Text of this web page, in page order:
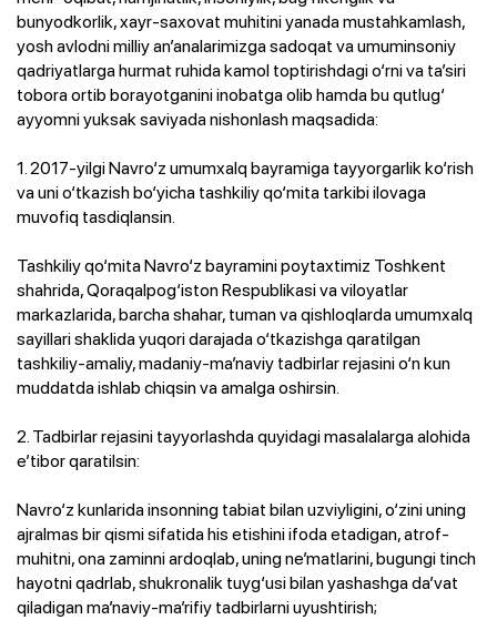
bunyodkorlik, xayr-saxovat muhitini yanada mustahkamlash,
yosh avlodni milliy an’analarimizga sadoqat va umuminsoniy
qadriyatlarga hurmat ruhida kamol toptirishdagi o‘rni va ta’siri
tobora ortib borayotganini inobatga olib hamda bu qutlug‘
ayyomni yuksak saviyada nishonlash maqsadida:
1. 2017-yilgi Navro‘z umumxalq bayramiga tayyorgarlik ko‘rish
va uni o‘tkazish bo‘yicha tashkiliy qo‘mita tarkibi ilovaga
muvofiq tasdiqlansin.
Tashkiliy qo‘mita Navro‘z bayramini poytaxtimiz Toshkent
shahrida, Qoraqalpog‘iston Respublikasi va viloyatlar
markazlarida, barcha shahar, tuman va qishloqlarda umumxalq
sayillari shaklida yuqori darajada o‘tkazishga qaratilgan
tashkiliy-amaliy, madaniy-ma’naviy tadbirlar rejasini o‘n kun
muddatda ishlab chiqsin va amalga oshirsin.
2. Tadbirlar rejasini tayyorlashda quyidagi masalalarga alohida
e’tibor qaratilsin:
Navro‘z kunlarida insonning tabiat bilan uzviyligini, o‘zini uning
ajralmas bir qismi sifatida his etishini ifoda etadigan, atrof-
muhitni, ona zaminni ardoqlab, uning ne’matlarini, bugungi tinch
hayotni qadrlab, shukronalik tuyg‘usi bilan yashashga da’vat
qiladigan ma’naviy-ma’rifiy tadbirlarni uyushtirish;